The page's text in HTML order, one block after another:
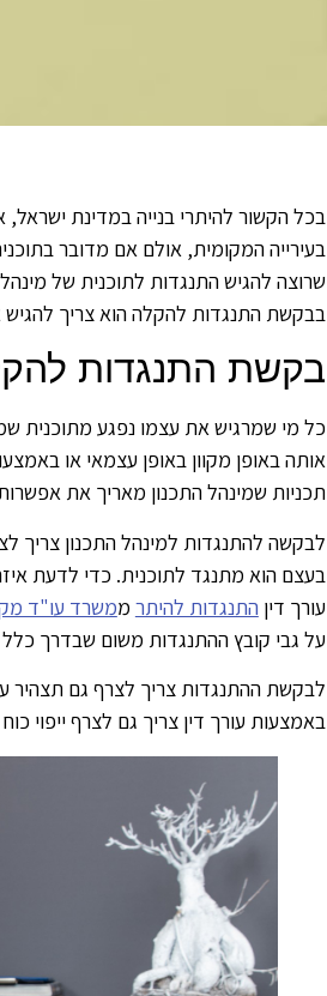
בכל הקשור להיתרי בנייה במדינת
בעירייה המקומית, אולם אם מדובר
שרוצה להגיש התנגדות לתוכנית של
בבקשת התנגדות להקלה הוא צריך להגיש
בקשת התנגדות
כל מי שמרגיש את עצמו נפגע מתוכנית
תכניות שמינהל התכנון מאריך את אפשרות
לבקשה להתנגדות למינהל התכנון צריך
בעצם הוא מתנגד לתוכנית. כדי לדעת
עורך דין התנגדות להיתר ממשרד עו"ד
על גבי קובץ ההתנגדות משום שבדרך כלל
לבקשת ההתנגדות צריך לצרף גם תצהיר
באמצעות עורך דין צריך גם לצרף ייפוי